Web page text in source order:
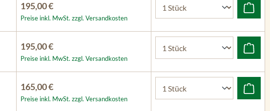
195,00 €
Preise inkl. MwSt. zzgl. Versandkosten
195,00 €
Preise inkl. MwSt. zzgl. Versandkosten
165,00 €
Preise inkl. MwSt. zzgl. Versandkosten